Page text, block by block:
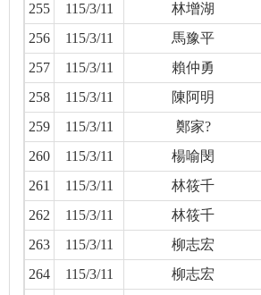
255
115/3/11 林增湖
256
115/3/11 馬豫平
257
115/3/11 賴仲勇
258
115/3/11 陳阿明
259
115/3/11 鄭家?
260
115/3/11 楊喻閔
261
115/3/11 林筱千
262
115/3/11 林筱千
263
115/3/11 柳志宏
264
115/3/11 柳志宏